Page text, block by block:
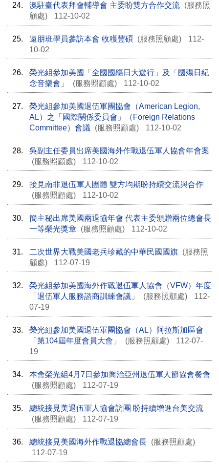
24. 澳駐臺代表拜會輔導會 主委盼雙方合作交流 (服務照
顧處)
112-10-02
25. 遠朋班學員參訪本會 收穫豐碩 (服務照顧處)
112-
10-02
26.
榮光組參加美國「全國國殤日大遊行」及「國殤日紀
念音樂會」
(服務照顧處) 112-10-02
27.
榮光組參加美國退伍軍團協會（American Legion,
AL）之「國際關係委員會」（Foreign Relations
Committee）會議
(服務照顧處) 112-10-02
28.
吳副主任委員出席美國海外作戰退伍軍人協會年會案
(服務照顧處)
112-10-02
29.
接見南非退伍軍人團體 雙方均期盼持續交流與合作
(服務照顧處)
112-10-02
30.
簡主秘出席美國兩退協年會 代表主委頒贈兩位總會長
一等榮光獎章 (服務照顧處) 112-10-02
31. 二次世界大戰美國老兵珍藏的中華民國國旗 (服務照
顧處)
112-07-19
32.
榮光組參加美國海外作戰退伍軍人協會（VFW）年度
「退伍軍人服務諮商訓練會議」
(服務照顧處)
112-
07-19
33.
榮光組參加美國退伍軍團協會（AL）阿拉斯加區會
「第104屆年度會員大會」
(服務照顧處)
112-07-
19
34.
本會榮光組4月7日參加喬治亞州退伍軍人節協會餐會
(服務照顧處)
112-07-19
35.
總統接見美退伍軍人協會訪團 盼持續增進台美交流
(服務照顧處)
112-07-19
36. 總統接見美國海外作戰退協總會長 (服務照顧處)
112-07-19